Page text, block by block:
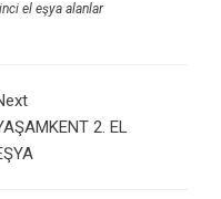
el eşya alanlar
2. EL